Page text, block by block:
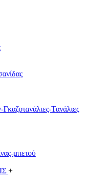
Τανάλιες
μπετού
+